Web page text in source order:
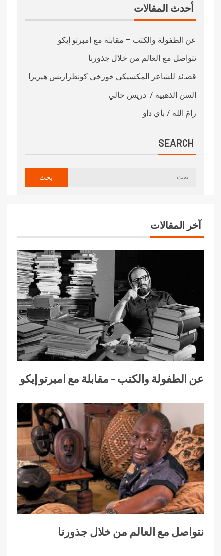
أحدث المقالات
عن الطفولة والكتب – مقابلة مع امبرتو إيكو
نتواصل مع العالم من خلال جذورنا
قصائد للشاعر المكسيكي خورخي كونطراريس هيريرا
السن الذهبية / ادريس خالي
رامَ الله / باي داو
SEARCH
آخر المقالات
عن الطفولة والكتب – مقابلة مع امبرتو إيكو
نتواصل مع العالم من خلال جذورنا